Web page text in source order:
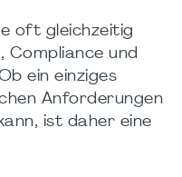
oft gleichzeitig
Compliance und
ein einziges
Anforderungen
ist daher eine